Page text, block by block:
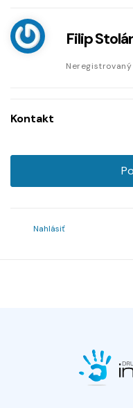
Filip
Kontakt
Nahlásiť